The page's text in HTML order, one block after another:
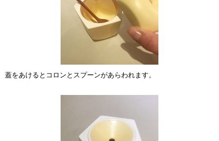
蓋をあけるとコロンとスプーンがあらわれます。